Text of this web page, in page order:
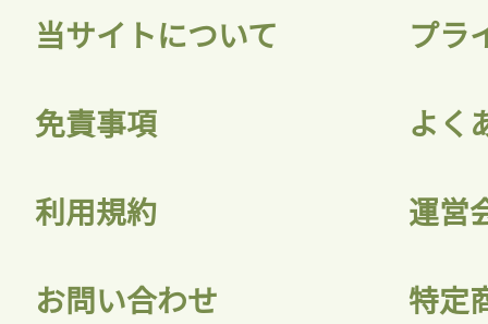
当サイトについて プラ
免責事項 よく
利用規約 運営
お問い合わせ 特定